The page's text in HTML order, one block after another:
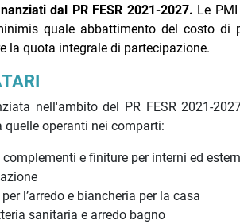
dal PR FESR 2021-2027. Le
quale abbattimento del costo di
la quota integrale di partecipazione.
nell'ambito del PR FESR 2021-
quelle operanti nei comparti:
complementi e finiture per interni ed
l’arredo e biancheria per la casa
sanitaria e arredo bagno